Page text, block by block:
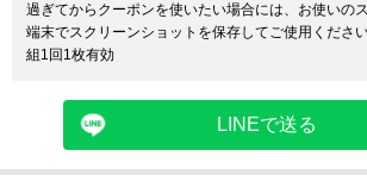
過ぎてからクーポンを使いたい場合には、お使いの
端末でスクリーンショットを保存してご使用くださ
組1回1枚有効
LINEで送る